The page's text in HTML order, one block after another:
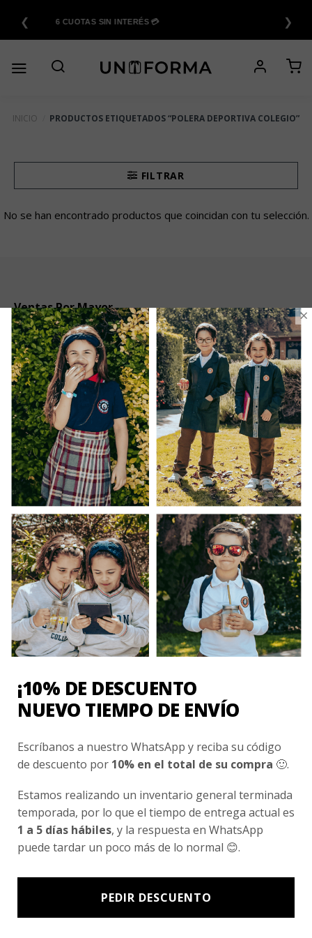
contenido
❮ 6 CUOTAS SIN INTERÉS 💳 ❯
INICIO PRODUCTOS ETIQUETADOS “POLERA DEPORTIVA COLEGIO”
FILTRAR
No se han encontrado productos que coincidan con tu selección.
Ventas Por Mayor
Uniforme Escolar Genéricos
Uniforme Escolar Colegios
Uniforme Empresas
Uniforme Clínico
Esenciales
Ayuda Al Cliente
Contacto
¿Cómo Comprar?
Cambios y Devoluciones
¿Cómo Medirme?
Conocenos
Nosotros
Inversionistas
Blog
Newsletter signup
Subscríbete a nuestro Newsletter y obtén ofertas exclusivas y
novedades directamente en tu e-mail.
¡10% DE DESCUENTO
NUEVO TIEMPO DE ENVÍO
Escríbanos a nuestro WhatsApp y reciba su código
de descuento por 10% en el total de su compra 🙂.
Estamos realizando un inventario general terminada
temporada, por lo que el tiempo de entrega actual es
1 a 5 días hábiles, y la respuesta en WhatsApp
puede tardar un poco más de lo normal 😊.
PEDIR DESCUENTO
×